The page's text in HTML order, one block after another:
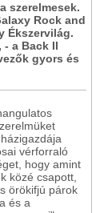
szerelmesek.
Rock and
Ékszervilág.
- a Back II
gyors és
házigazdája
vérforraló
hogy amint
közé csapott,
örökifjú párok
és a